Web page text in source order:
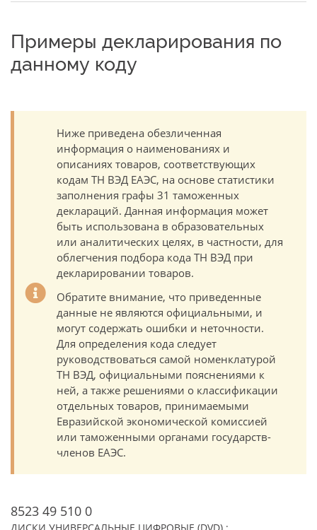
Примеры декларирования по
данному коду
Ниже приведена обезличенная
информация о наименованиях и
описаниях товаров, соответствующих
кодам ТН ВЭД ЕАЭС, на основе статистики
заполнения графы 31 таможенных
деклараций. Данная информация может
быть использована в образовательных
или аналитических целях, в частности, для
облегчения подбора кода ТН ВЭД при
декларировании товаров.
Обратите внимание, что приведенные
данные не являются официальными, и
могут содержать ошибки и неточности.
Для определения кода следует
руководствоваться самой номенклатурой
ТН ВЭД, официальными пояснениями к
ней, а также решениями о классификации
отдельных товаров, принимаемыми
Евразийской экономической комиссией
или таможенными органами государств-
членов ЕАЭС.
8523 49 510 0